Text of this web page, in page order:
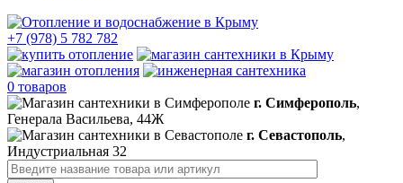
+7 (978) 5 782 782
0 товаров
г. Симферополь,
Генерала Васильева, 44Ж
г. Севастополь,
Индустриальная 32